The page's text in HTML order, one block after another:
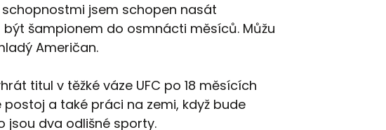
jsem schopen nasát
šampionem do osmnácti měsíců. Můžu
Američan.
titul v těžké váze UFC po 18 měsících
postoj a také práci na zemi, když bude
jsou dva odlišné sporty.